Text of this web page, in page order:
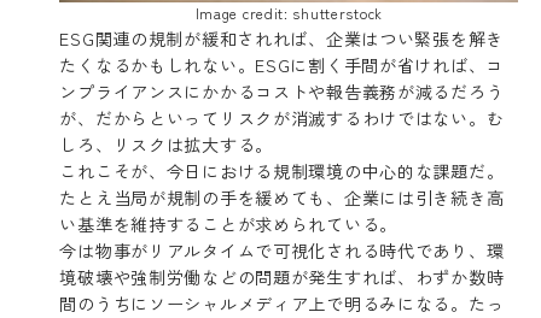
Image credit: shutterstock
ESG関連の規制が緩和されれば、企業はつい緊張を解き
たくなるかもしれない。ESGに割く手間が省ければ、コ
ンプライアンスにかかるコストや報告義務が減るだろう
が、だからといってリスクが消滅するわけではない。む
しろ、リスクは拡大する。
これこそが、今日における規制環境の中心的な課題だ。
たとえ当局が規制の手を緩めても、企業には引き続き高
い基準を維持することが求められている。
今は物事がリアルタイムで可視化される時代であり、環
境破壊や強制労働などの問題が発生すれば、わずか数時
間のうちにソーシャルメディア上で明るみになる。たっ